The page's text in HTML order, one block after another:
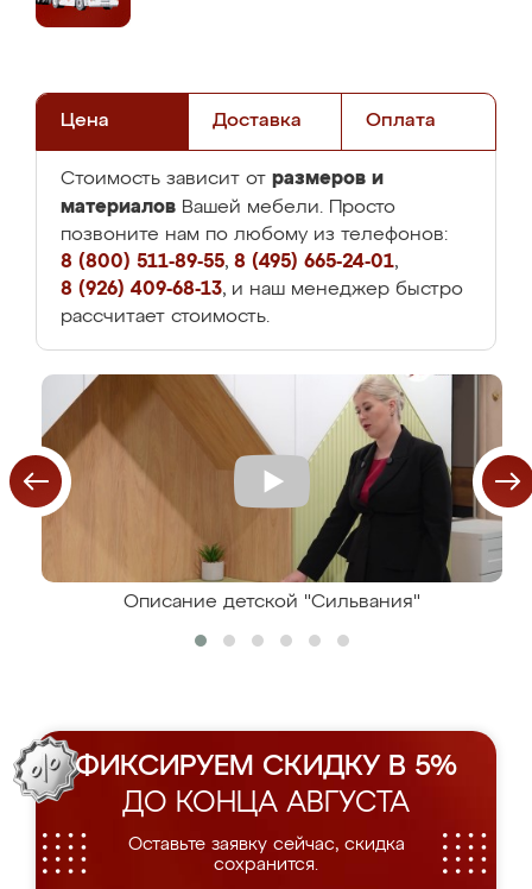
Цена Доставка Оплата
Стоимость зависит от размеров и
материалов Вашей мебели. Просто
позвоните нам по любому из телефонов:
8 (800) 511-89-55, 8 (495) 665-24-01,
8 (926) 409-68-13, и наш менеджер быстро
рассчитает стоимость.
Описание детской "Сильвания"
ФИКСИРУЕМ СКИДКУ В 5%
ДО КОНЦА АВГУСТА
Оставьте заявку сейчас, скидка
сохранится.